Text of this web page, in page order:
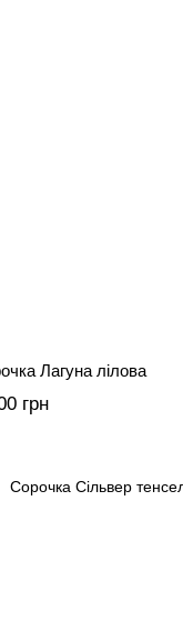
Лагуна лілова
грн